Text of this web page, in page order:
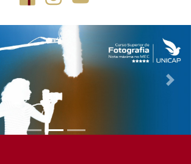
Next